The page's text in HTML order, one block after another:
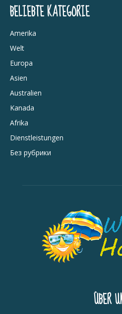
BELIEBTE KATEGORIE
Amerika
Welt
Europa
Asien
Australien
Kanada
Afrika
Dienstleistungen
Без рубрики
ÜBER